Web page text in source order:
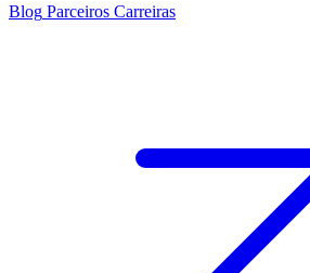
Blog Parceiros Carreiras